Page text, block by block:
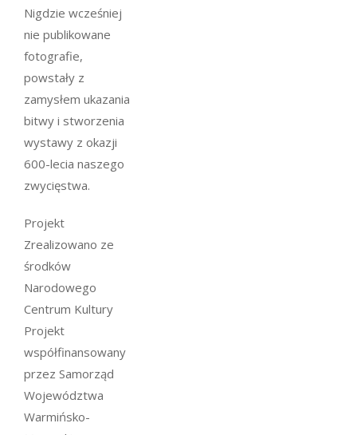
Nigdzie wcześniej
nie publikowane
fotografie,
powstały z
zamysłem ukazania
bitwy i stworzenia
wystawy z okazji
600-lecia naszego
zwycięstwa.
Projekt
Zrealizowano ze
środków
Narodowego
Centrum Kultury
Projekt
współfinansowany
przez Samorząd
Województwa
Warmińsko-